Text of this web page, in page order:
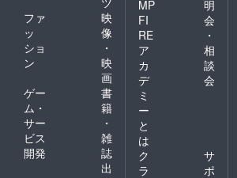
ファ
ッ
ショ
ン
映
像
・
映
画
ゲー
ム・
サー
ビス
開発
書
籍
・
雑
誌
出
MP
FI
RE
ア
カ
デ
ミ
ー
と
は
明
会
・
相
談
会
ク
ラ
サ
ポ